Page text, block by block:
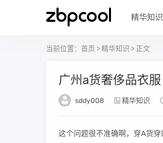
精华知识
当前位置： 首页 >精华知识 > 正文
广州a货奢侈品衣
sddy008 精华知识
这个问题很不准确啊，穿A货